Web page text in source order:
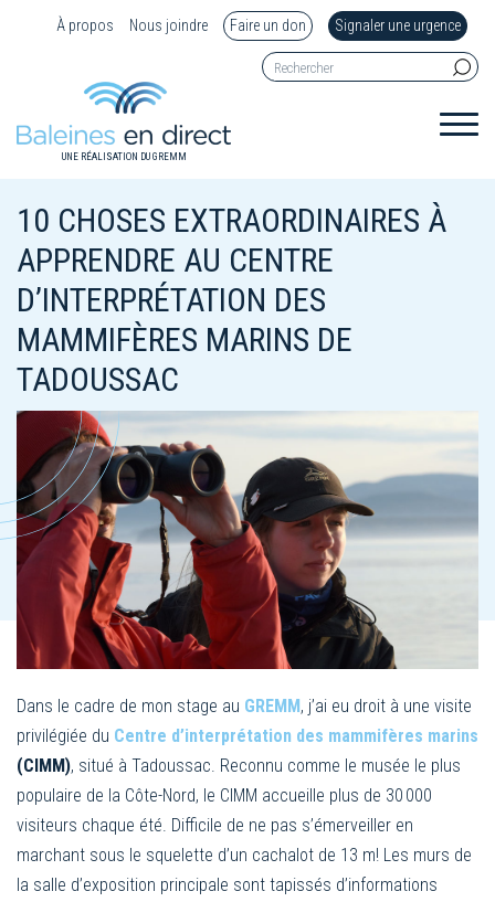
À propos Nous joindre Faire un don Signaler une urgence
UNE RÉALISATION DU GREMM
10 CHOSES EXTRAORDINAIRES À
APPRENDRE AU CENTRE
D’INTERPRÉTATION DES
MAMMIFÈRES MARINS DE
TADOUSSAC
Dans le cadre de mon stage au GREMM, j’ai eu droit à une visite
privilégiée du Centre d’interprétation des mammifères marins
(CIMM), situé à Tadoussac. Reconnu comme le musée le plus
populaire de la Côte-Nord, le CIMM accueille plus de 30 000
visiteurs chaque été. Difficile de ne pas s’émerveiller en
marchant sous le squelette d’un cachalot de 13 m! Les murs de
la salle d’exposition principale sont tapissés d’informations